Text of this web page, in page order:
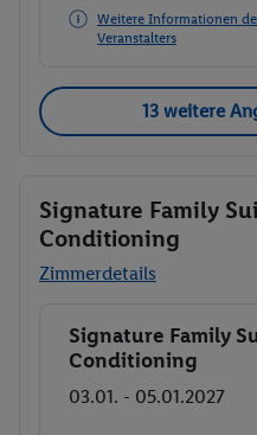
Weitere Informationen
Veranstalters
13 weitere
Signature Family
Conditioning
Zimmerdetails
Buchen
Signature Family
Conditioning
03.01. - 05.01.2027